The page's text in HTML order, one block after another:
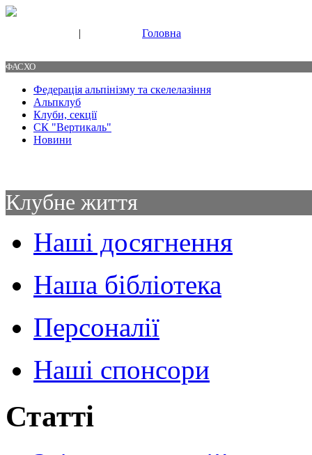
| Головна
ФАСХО
Федерація альпінізму та скелелазіння
Альпклуб
Клуби, секції
СК "Вертикаль"
Новини
Клубне життя
Наші досягнення
Наша бібліотека
Персоналії
Наші спонсори
Статті